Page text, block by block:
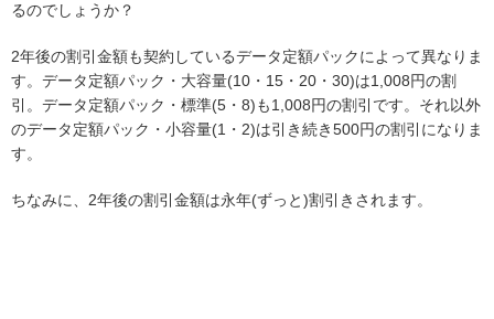
るのでしょうか？
2年後の割引金額も契約しているデータ定額パックによって異なりま
す。データ定額パック・大容量(10・15・20・30)は1,008円の割
引。データ定額パック・標準(5・8)も1,008円の割引です。それ以外
のデータ定額パック・小容量(1・2)は引き続き500円の割引になりま
す。
ちなみに、2年後の割引金額は永年(ずっと)割引きされます。